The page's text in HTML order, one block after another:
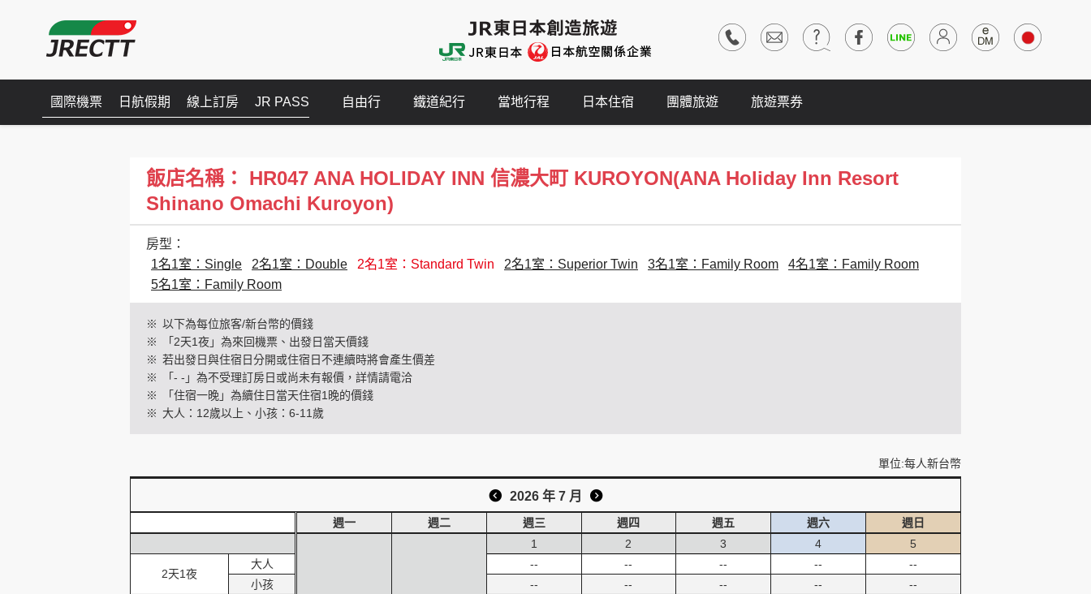
國際機票 日航假期 線上訂房 JR PASS 自由行 鐵道紀行 當地行程 日本住宿 團體旅遊 旅遊票券
飯店名稱： HR047 ANA HOLIDAY INN 信濃大町 KUROYON(ANA Holiday Inn Resort
Shinano Omachi Kuroyon)
房型：
1名1室：Single
2名1室：Double 2名1室：Standard Twin 2名1室：Superior Twin 3名1室：Family Room
4名1室：Family Room
5名1室：Family Room
※ 以下為每位旅客/新台幣的價錢
※
「2天1夜」為來回機票、出發日當天價錢
※ 若出發日與住宿日分開或住宿日不連續時將會產生價差
※
「- -」為不受理訂房日或尚未有報價，詳情請電洽
※
「住宿一晚」為續住日當天住宿1晚的價錢
※ 大人：12歲以上、小孩：6-11歲
單位:每人新台幣
2026 年 7 月
2天1夜
大人
小孩
週一 週二 週三 週四 週五 週六
週日
1
--
--
2
--
--
3
--
--
4
--
--
5
--
--